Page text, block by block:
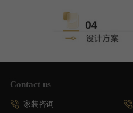
Contact us
家装咨询